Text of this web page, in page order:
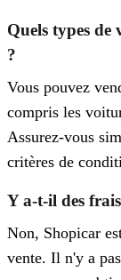
Quels types de
?
Vous pouvez
compris les
Assurez-vous
critères de
Y a-t-il des
Non, Shopicar
vente. Il n'y a